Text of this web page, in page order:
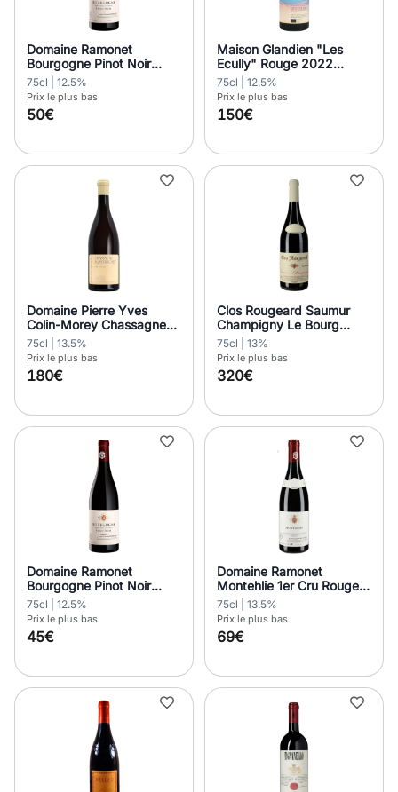
Domaine Ramonet
Bourgogne Pinot Noir
Rouge 2019
75cl | 12.5%
Prix le plus bas
50€
Maison Glandien "Les
Ecully" Rouge 2022
Bourgogne
75cl | 12.5%
Prix le plus bas
150€
Domaine Pierre Yves
Colin-Morey Chassagne
Montrachet Vielles Vignes
2020
75cl | 13.5%
Prix le plus bas
180€
Clos Rougeard Saumur
Champigny Le Bourg
2019
75cl | 13%
Prix le plus bas
320€
Domaine Ramonet
Bourgogne Pinot Noir
Rouge 2020
75cl | 12.5%
Prix le plus bas
45€
Domaine Ramonet
Montehlie 1er Cru Rouge
2020
75cl | 13.5%
Prix le plus bas
69€